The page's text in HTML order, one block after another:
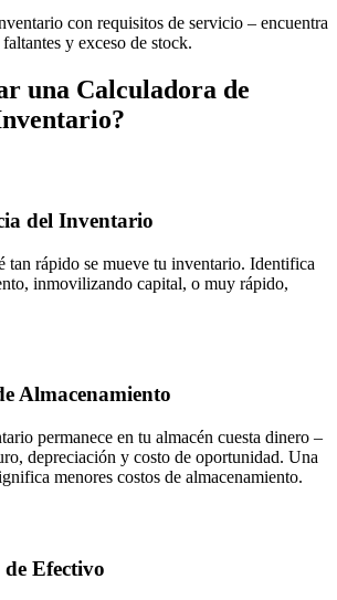
con requisitos de servicio – encuentra
y exceso de stock.
una Calculadora de
del Inventario
tan rápido se mueve tu inventario. Identifica
inmovilizando capital, o muy rápido,
Almacenamiento
permanece en tu almacén cuesta dinero –
depreciación y costo de oportunidad. Una
menores costos de almacenamiento.
Efectivo